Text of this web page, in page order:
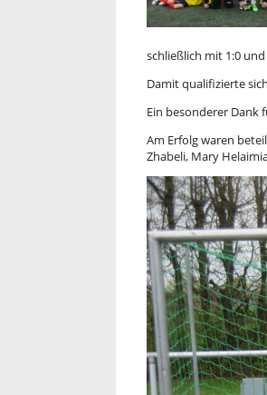
schließlich mit 1:0
Damit qualifizierte
Ein besonderer Dank
Am Erfolg waren
Zhabeli, Mary